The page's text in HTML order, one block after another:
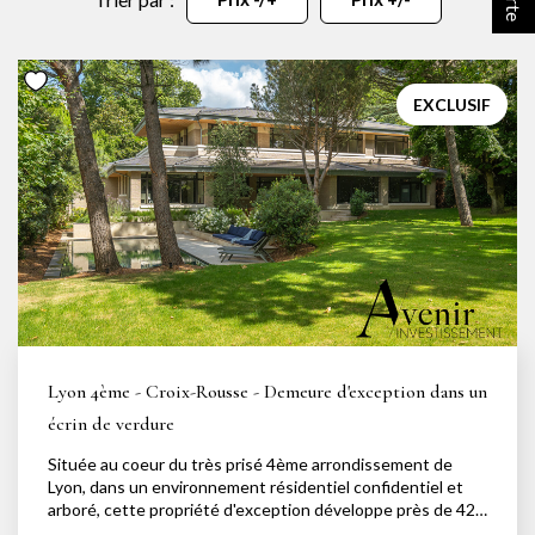
NOTRE AGENCE
Notre équipe
Notre actu
Notre magazine
Nos partenaires
Nous rejoindre
VENDRE
Estimer votre bien
CONTACT
EXCLUSIF
Lyon 4ème - Croix-Rousse - Demeure d'exception dans un
écrin de verdure
Située au coeur du très prisé 4ème arrondissement de
Lyon, dans un environnement résidentiel confidentiel et
arboré, cette propriété d'exception développe près de 420